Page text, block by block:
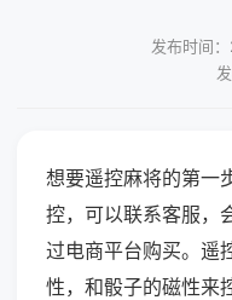
发布时间
想要遥控麻将的第一
控，可以联系客服，
过电商平台购买。遥
性，和骰子的磁性来